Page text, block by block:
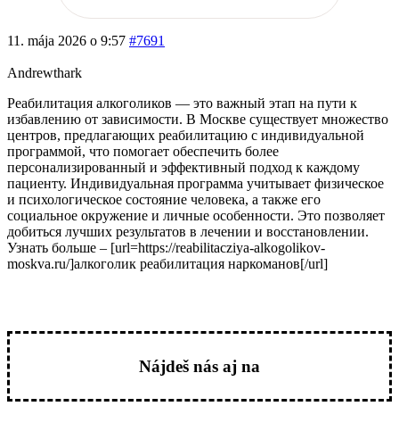
11. mája 2026 o 9:57 #7691
Andrewthark
Реабилитация алкоголиков — это важный этап на пути к
избавлению от зависимости. В Москве существует множество
центров, предлагающих реабилитацию с индивидуальной
программой, что помогает обеспечить более
персонализированный и эффективный подход к каждому
пациенту. Индивидуальная программа учитывает физическое
и психологическое состояние человека, а также его
социальное окружение и личные особенности. Это позволяет
добиться лучших результатов в лечении и восстановлении.
Узнать больше – [url=https://reabilitacziya-alkogolikov-
moskva.ru/]алкоголик реабилитация наркоманов[/url]
Nájdeš nás aj na